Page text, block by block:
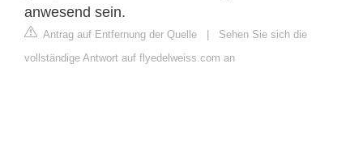
anwesend sein.
Antrag auf Entfernung der Quelle
Sehen Sie sich die
vollständige Antwort auf flyedelweiss.com an